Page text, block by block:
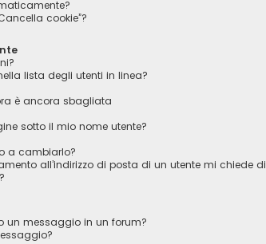
cookie”?
lista degli utenti in linea?
è ancora sbagliata
sotto il mio nome utente?
a cambiarlo?
all’indirizzo di posta di un utente mi chiede di
un messaggio in un forum?